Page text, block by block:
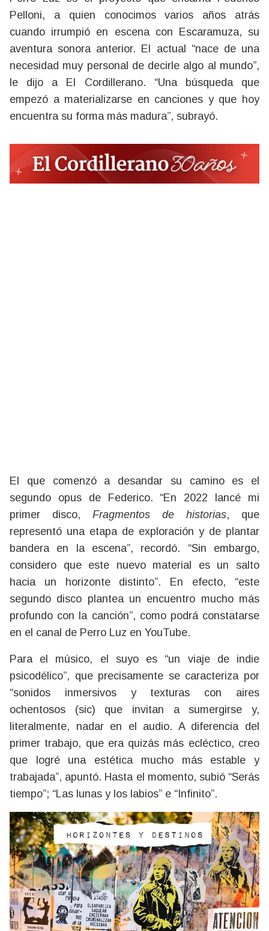
Pelloni, a quien conocimos varios años atrás
cuando irrumpió en escena con Escaramuza, su
aventura sonora anterior. El actual “nace de una
necesidad muy personal de decirle algo al mundo”,
le dijo a El Cordillerano. “Una búsqueda que
empezó a materializarse en canciones y que hoy
encuentra su forma más madura”, subrayó.
El que comenzó a desandar su camino es el
segundo opus de Federico. “En 2022 lancé mi
primer disco, Fragmentos de historias, que
representó una etapa de exploración y de plantar
bandera en la escena”, recordó. “Sin embargo,
considero que este nuevo material es un salto
hacia un horizonte distinto”. En efecto, “este
segundo disco plantea un encuentro mucho más
profundo con la canción”, como podrá constatarse
en el canal de Perro Luz en YouTube.
Para el músico, el suyo es “un viaje de indie
psicodélico”, que precisamente se caracteriza por
“sonidos inmersivos y texturas con aires
ochentosos (sic) que invitan a sumergirse y,
literalmente, nadar en el audio. A diferencia del
primer trabajo, que era quizás más ecléctico, creo
que logré una estética mucho más estable y
trabajada”, apuntó. Hasta el momento, subió “Serás
tiempo”; “Las lunas y los labios” e “Infinito”.